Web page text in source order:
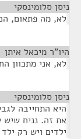
ניסן סלומינסקי
לא, מה פתאום,
היו"ר מיכאל איתן
לא, אני מתכוון
ניסן סלומינסקי
היא התחייבה
את זה. נניח
ילדים ויש רק